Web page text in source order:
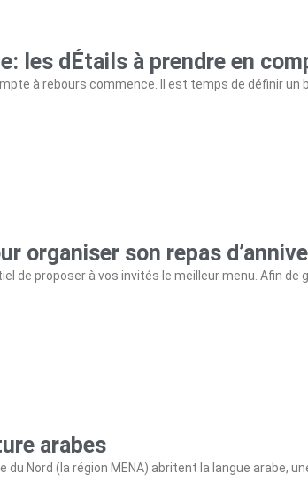
les dÉtails à prendre en
à rebours commence. Il est temps de définir un
organiser son repas
de proposer à vos invités le meilleur menu. Afin de
arabes
du Nord (la région MENA) abritent la langue arabe,